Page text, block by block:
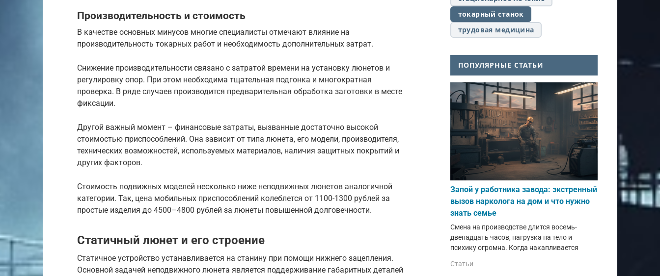
Производительность и стоимость
В качестве основных минусов многие специалисты отмечают влияние на
производительность токарных работ и необходимость дополнительных затрат.
Снижение производительности связано с затратой времени на установку люнетов и
регулировку опор. При этом необходима тщательная подгонка и многократная
проверка. В ряде случаев производится предварительная обработка заготовки в месте
фиксации.
Другой важный момент – финансовые затраты, вызванные достаточно высокой
стоимостью приспособлений. Она зависит от типа люнета, его модели, производителя,
технических возможностей, используемых материалов, наличия защитных покрытий и
других факторов.
Стоимость подвижных моделей несколько ниже неподвижных люнетов аналогичной
категории. Так, цена мобильных приспособлений колеблется от 1100-1300 рублей за
простые изделия до 4500–4800 рублей за люнеты повышенной долговечности.
Статичный люнет и его строение
Статичное устройство устанавливается на станину при помощи нижнего зацепления.
Основной задачей неподвижного люнета является поддерживание габаритных деталей
токарный станок
трудовая медицина
ПОПУЛЯРНЫЕ СТАТЬИ
Запой у работника завода: экстренный
вызов нарколога на дом и что нужно
знать семье
Смена на производстве длится восемь-
двенадцать часов, нагрузка на тело и
психику огромна. Когда накапливается
Статьи